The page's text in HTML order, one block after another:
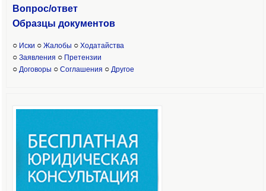
Вопрос/ответ
Образцы документов
○ Иски ○ Жалобы ○ Ходатайства
○ Заявления ○ Претензии
○ Договоры ○ Соглашения ○ Другое